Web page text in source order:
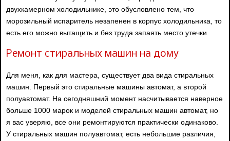
двухкамерном холодильнике, это обусловлено тем, что
морозильный испаритель незапенен в корпус холодильника, то
есть его можно вытащить и без труда запаять место утечки.
Ремонт стиральных машин на дому
Для меня, как для мастера, существует два вида стиральных
машин. Первый это стиральные машины автомат, а второй
полуавтомат. На сегодняшний момент насчитывается наверное
больше 1000 марок и моделей стиральных машин автомат, но
я вас уверяю, все они ремонтируются практически одинаково.
У стиральных машин полуавтомат, есть небольшие различия,